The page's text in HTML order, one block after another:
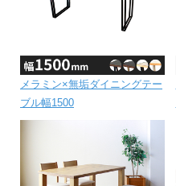
メラミン×無垢ダイニングテー
ブル幅1500